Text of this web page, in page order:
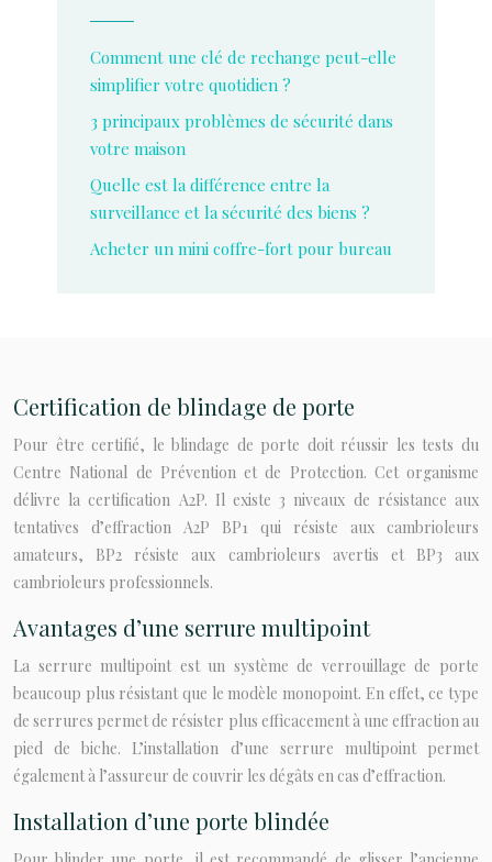
Comment une clé de rechange peut-elle
simplifier votre quotidien ?
3 principaux problèmes de sécurité dans
votre maison
Quelle est la différence entre la
surveillance et la sécurité des biens ?
Acheter un mini coffre-fort pour bureau
Certification de blindage de porte
Pour être certifié, le blindage de porte doit réussir les tests du
Centre National de Prévention et de Protection. Cet organisme
délivre la certification A2P. Il existe 3 niveaux de résistance aux
tentatives d’effraction A2P BP1 qui résiste aux cambrioleurs
amateurs, BP2 résiste aux cambrioleurs avertis et BP3 aux
cambrioleurs professionnels.
Avantages d’une serrure multipoint
La serrure multipoint est un système de verrouillage de porte
beaucoup plus résistant que le modèle monopoint. En effet, ce type
de serrures permet de résister plus efficacement à une effraction au
pied de biche. L’installation d’une serrure multipoint permet
également à l’assureur de couvrir les dégâts en cas d’effraction.
Installation d’une porte blindée